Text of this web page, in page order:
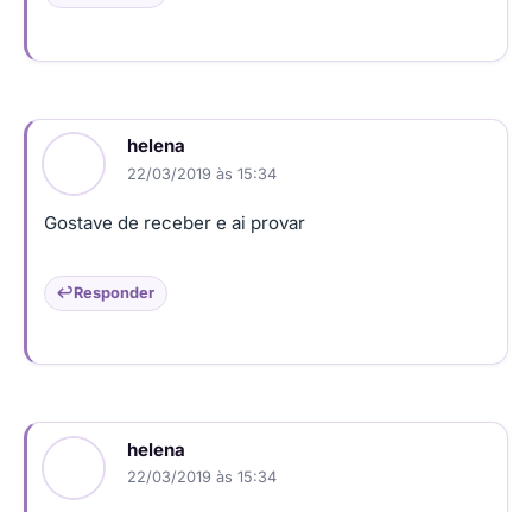
helena
22/03/2019 às 15:34
Gostave de receber e ai provar
Responder
helena
22/03/2019 às 15:34